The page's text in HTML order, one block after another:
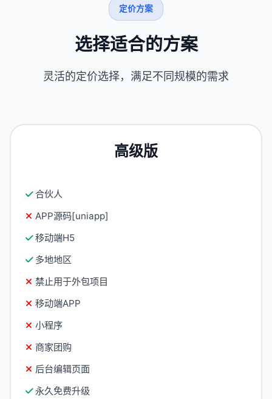
定价方案
选择适合的方案
灵活的定价选择，满足不同规模的需求
高级版
合伙人
APP源码[uniapp]
移动端H5
多地地区
禁止用于外包项目
移动端APP
小程序
商家团购
后台编辑页面
永久免费升级